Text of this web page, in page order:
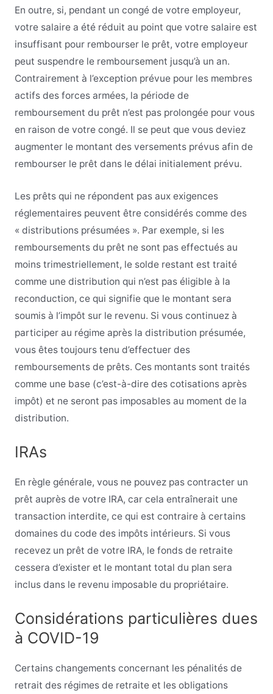
En outre, si, pendant un congé de votre employeur,
votre salaire a été réduit au point que votre salaire est
insuffisant pour rembourser le prêt, votre employeur
peut suspendre le remboursement jusqu’à un an.
Contrairement à l’exception prévue pour les membres
actifs des forces armées, la période de
remboursement du prêt n’est pas prolongée pour vous
en raison de votre congé. Il se peut que vous deviez
augmenter le montant des versements prévus afin de
rembourser le prêt dans le délai initialement prévu.
Les prêts qui ne répondent pas aux exigences
réglementaires peuvent être considérés comme des
« distributions présumées ». Par exemple, si les
remboursements du prêt ne sont pas effectués au
moins trimestriellement, le solde restant est traité
comme une distribution qui n’est pas éligible à la
reconduction, ce qui signifie que le montant sera
soumis à l’impôt sur le revenu. Si vous continuez à
participer au régime après la distribution présumée,
vous êtes toujours tenu d’effectuer des
remboursements de prêts. Ces montants sont traités
comme une base (c’est-à-dire des cotisations après
impôt) et ne seront pas imposables au moment de la
distribution.
IRAs
En règle générale, vous ne pouvez pas contracter un
prêt auprès de votre IRA, car cela entraînerait une
transaction interdite, ce qui est contraire à certains
domaines du code des impôts intérieurs. Si vous
recevez un prêt de votre IRA, le fonds de retraite
cessera d’exister et le montant total du plan sera
inclus dans le revenu imposable du propriétaire.
Considérations particulières dues
à COVID-19
Certains changements concernant les pénalités de
retrait des régimes de retraite et les obligations